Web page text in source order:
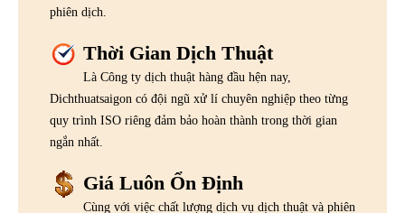
phiên dịch.
Thời Gian Dịch Thuật
Là Công ty dịch thuật hàng đầu hện nay,
Dichthuatsaigon có đội ngũ xử lí chuyên nghiệp theo từng
quy trình ISO riêng đảm bảo hoàn thành trong thời gian
ngắn nhất.
Giá Luôn Ổn Định
Cùng với việc chất lượng dịch vụ dịch thuật và phiên